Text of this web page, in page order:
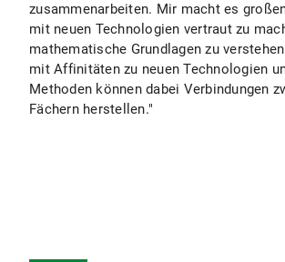
zusammenarbeiten. Mir macht es
mit neuen Technologien vertraut zu
mathematische Grundlagen zu
mit Affinitäten zu neuen Technologien
Methoden können dabei Verbindungen
Fächern herstellen."